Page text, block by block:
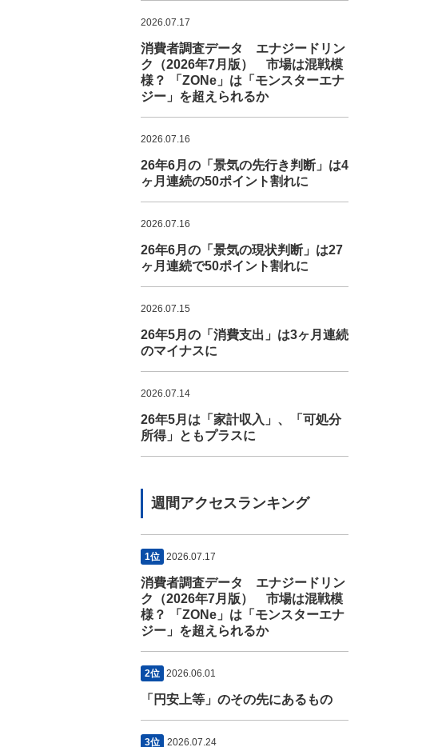
2026.07.17
消費者調査データ エナジードリン
ク（2026年7月版） 市場は混戦模
様？ 「ZONe」は「モンスターエナ
ジー」を超えられるか
2026.07.16
26年6月の「景気の先行き判断」は4
ヶ月連続の50ポイント割れに
2026.07.16
26年6月の「景気の現状判断」は27
ヶ月連続で50ポイント割れに
2026.07.15
26年5月の「消費支出」は3ヶ月連続
のマイナスに
2026.07.14
26年5月は「家計収入」、「可処分
所得」ともプラスに
週間アクセスランキング
1位 2026.07.17
消費者調査データ エナジードリン
ク（2026年7月版） 市場は混戦模
様？ 「ZONe」は「モンスターエナ
ジー」を超えられるか
2位 2026.06.01
「円安上等」のその先にあるもの
3位 2026.07.24